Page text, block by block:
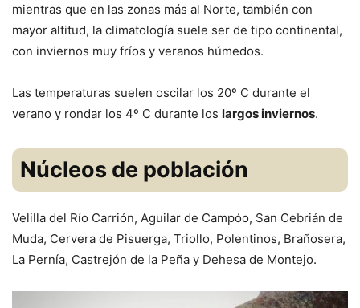
mientras que en las zonas más al Norte, también con
mayor altitud, la climatología suele ser de tipo continental,
con inviernos muy fríos y veranos húmedos.
Las temperaturas suelen oscilar los 20º C durante el
verano y rondar los 4º C durante los largos inviernos.
Núcleos de población
Velilla del Río Carrión, Aguilar de Campóo, San Cebrián de
Muda, Cervera de Pisuerga, Triollo, Polentinos, Brañosera,
La Pernía, Castrejón de la Peña y Dehesa de Montejo.